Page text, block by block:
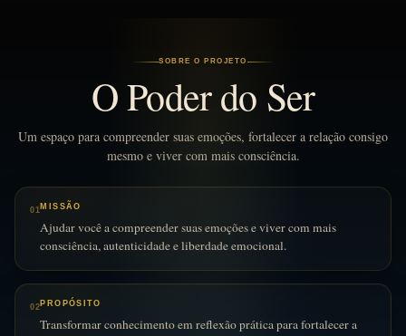
SOBRE O PROJETO
O Poder do Ser
Um espaço para compreender suas emoções, fortalecer a relação consigo
mesmo e viver com mais consciência.
01MISSÃO
Ajudar você a compreender suas emoções e viver com mais
consciência, autenticidade e liberdade emocional.
02PROPÓSITO
Transformar conhecimento em reflexão prática para fortalecer a